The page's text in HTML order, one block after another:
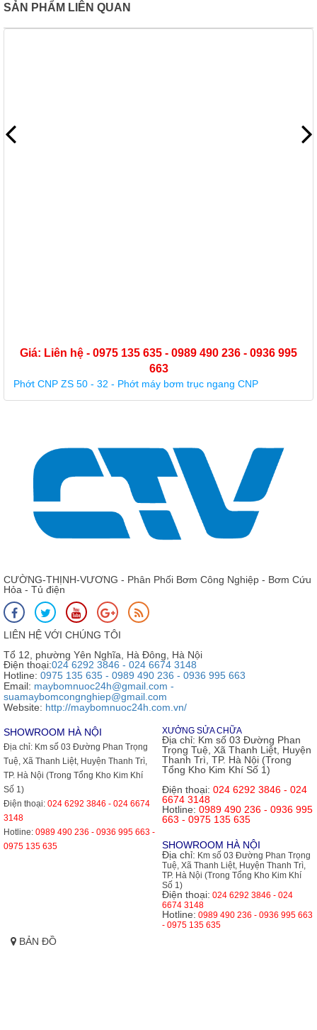
SẢN PHẨM LIÊN QUAN
Giá: Liên hệ - 0975 135 635 - 0989 490 236 - 0936 995
663
Phớt CNP ZS 50 - 32 - Phớt máy bơm trục ngang CNP
CƯỜNG-THỊNH-VƯƠNG - Phân Phối Bơm Công Nghiệp - Bơm Cứu
Hỏa - Tủ điện
LIÊN HỆ VỚI CHÚNG TÔI
Tổ 12, phường Yên Nghĩa, Hà Đông, Hà Nội
Điện thoại:024 6292 3846 - 024 6674 3148
Hotline: 0975 135 635 - 0989 490 236 - 0936 995 663
Email: maybomnuoc24h@gmail.com -
suamaybomcongnghiep@gmail.com
Website: http://maybomnuoc24h.com.vn/
SHOWROOM HÀ NỘI
Địa chỉ: Km số 03 Đường Phan Trọng
Tuệ, Xã Thanh Liệt, Huyện Thanh Trì,
TP. Hà Nội (Trong Tổng Kho Kim Khí
Số 1)
Điện thoại: 024 6292 3846 - 024 6674
3148
Hotline: 0989 490 236 - 0936 995 663 -
0975 135 635
XƯỞNG SỬA CHỮA
Địa chỉ: Km số 03 Đường Phan
Trọng Tuệ, Xã Thanh Liệt, Huyện
Thanh Trì, TP. Hà Nội (Trong
Tổng Kho Kim Khí Số 1)
Điện thoại: 024 6292 3846 - 024
6674 3148
Hotline: 0989 490 236 - 0936 995
663 - 0975 135 635
SHOWROOM HÀ NỘI
Địa chỉ: Km số 03 Đường Phan Trọng
Tuệ, Xã Thanh Liệt, Huyện Thanh Trì,
TP. Hà Nội (Trong Tổng Kho Kim Khí
Số 1)
Điện thoại: 024 6292 3846 - 024
6674 3148
Hotline: 0989 490 236 - 0936 995 663
- 0975 135 635
BẢN ĐỒ